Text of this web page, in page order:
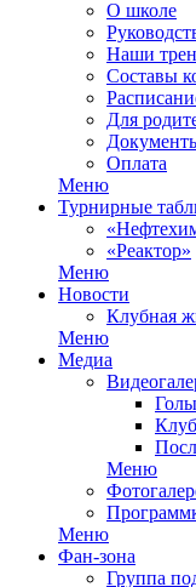
О школе
Наши
Составы
Для
Оплата
Меню
Турнирные
«Реактор»
Меню
Новости
Клубная
Меню
Медиа
Меню
Меню
Фан-зона
Группа